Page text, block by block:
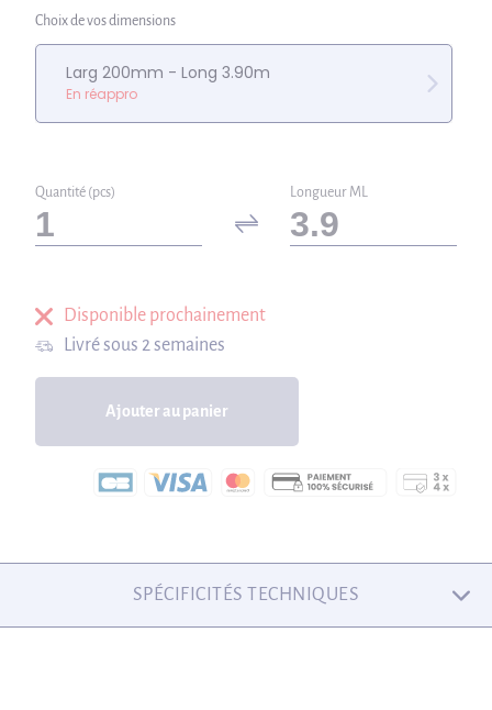
Choix de vos dimensions
Larg 200mm - Long 3.90m
En réappro
Quantité (pcs) Longueur ML
Disponible prochainement
Livré sous 2 semaines
Ajouter au panier
SPÉCIFICITÉS TECHNIQUES